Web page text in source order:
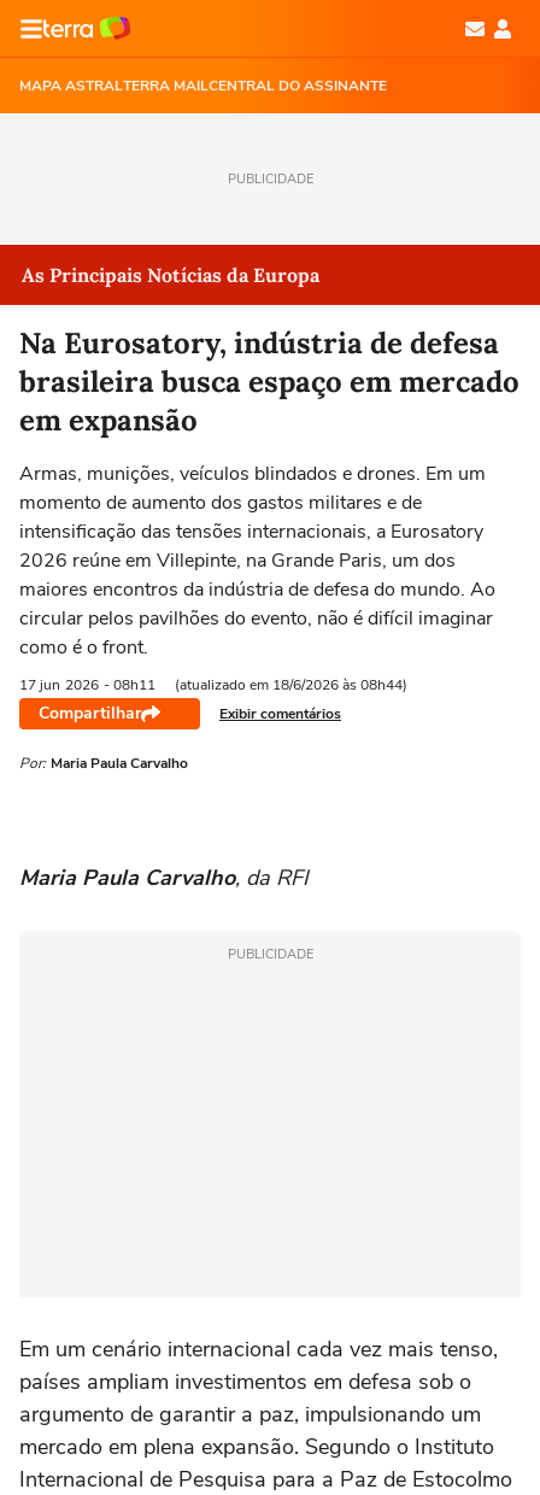
MAPA ASTRALTERRA MAILCENTRAL DO ASSINANTE
PUBLICIDADE
As Principais Notícias da Europa
Na Eurosatory, indústria de defesa
brasileira busca espaço em mercado
em expansão
Armas, munições, veículos blindados e drones. Em um
momento de aumento dos gastos militares e de
intensificação das tensões internacionais, a Eurosatory
2026 reúne em Villepinte, na Grande Paris, um dos
maiores encontros da indústria de defesa do mundo. Ao
circular pelos pavilhões do evento, não é difícil imaginar
como é o front.
17 jun 2026 - 08h11 (atualizado em 18/6/2026 às 08h44)
Compartilhar Exibir comentários
Por: Maria Paula Carvalho
Maria Paula Carvalho, da RFI
PUBLICIDADE
Em um cenário internacional cada vez mais tenso,
países ampliam investimentos em defesa sob o
argumento de garantir a paz, impulsionando um
mercado em plena expansão. Segundo o Instituto
Internacional de Pesquisa para a Paz de Estocolmo